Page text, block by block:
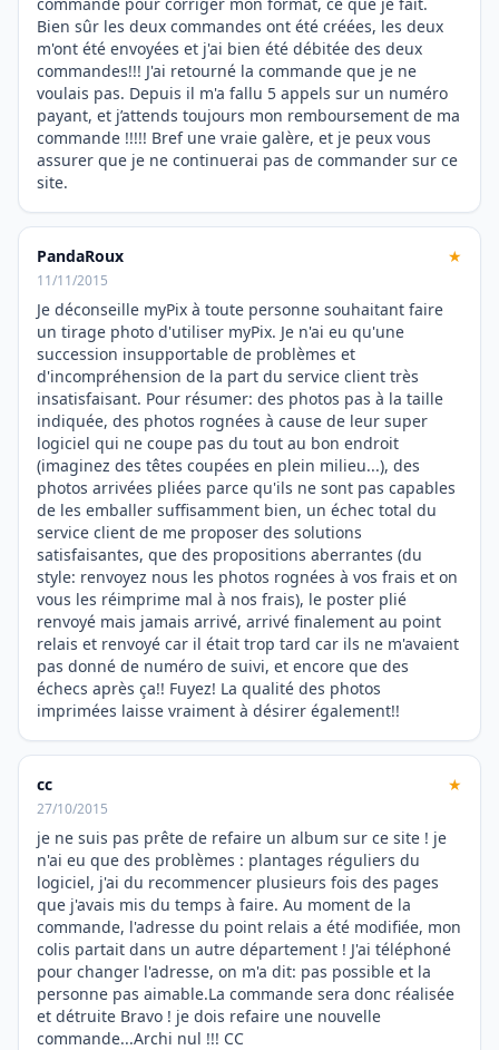
Bien sûr les deux commandes ont été créées, les deux
m'ont été envoyées et j'ai bien été débitée des deux
commandes!!! J'ai retourné la commande que je ne
voulais pas. Depuis il m'a fallu 5 appels sur un numéro
payant, et j’attends toujours mon remboursement de ma
commande !!!!! Bref une vraie galère, et je peux vous
assurer que je ne continuerai pas de commander sur ce
site.
PandaRoux ★
11/11/2015
Je déconseille myPix à toute personne souhaitant faire
un tirage photo d'utiliser myPix. Je n'ai eu qu'une
succession insupportable de problèmes et
d'incompréhension de la part du service client très
insatisfaisant. Pour résumer: des photos pas à la taille
indiquée, des photos rognées à cause de leur super
logiciel qui ne coupe pas du tout au bon endroit
(imaginez des têtes coupées en plein milieu...), des
photos arrivées pliées parce qu'ils ne sont pas capables
de les emballer suffisamment bien, un échec total du
service client de me proposer des solutions
satisfaisantes, que des propositions aberrantes (du
style: renvoyez nous les photos rognées à vos frais et on
vous les réimprime mal à nos frais), le poster plié
renvoyé mais jamais arrivé, arrivé finalement au point
relais et renvoyé car il était trop tard car ils ne m'avaient
pas donné de numéro de suivi, et encore que des
échecs après ça!! Fuyez! La qualité des photos
imprimées laisse vraiment à désirer également!!
cc ★
27/10/2015
je ne suis pas prête de refaire un album sur ce site ! je
n'ai eu que des problèmes : plantages réguliers du
logiciel, j'ai du recommencer plusieurs fois des pages
que j'avais mis du temps à faire. Au moment de la
commande, l'adresse du point relais a été modifiée, mon
colis partait dans un autre département ! J'ai téléphoné
pour changer l'adresse, on m'a dit: pas possible et la
personne pas aimable.La commande sera donc réalisée
et détruite Bravo ! je dois refaire une nouvelle
commande...Archi nul !!! CC